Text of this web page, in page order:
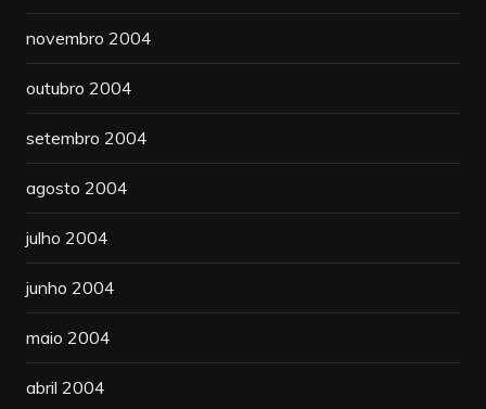
novembro 2004
outubro 2004
setembro 2004
agosto 2004
julho 2004
junho 2004
maio 2004
abril 2004